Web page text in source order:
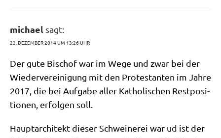
michael sagt:
22. DEZEMBER 2014 UM 13:26 UHR
Der gute Bischof war im Wege und zwar bei der
Wie­der­ver­ei­ni­gung mit den Pro­te­stan­ten im Jah­re
2017, die bei Auf­ga­be aller Katho­li­schen Rest­po­si­
tio­nen, erfol­gen soll.
Haupt­ar­chi­tekt die­ser Schwei­ne­rei war ud ist der